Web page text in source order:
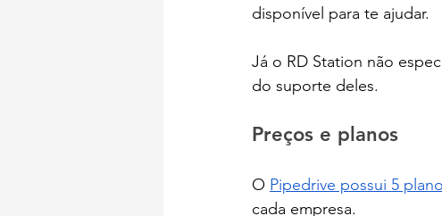
disponível para te ajudar.
Já o RD Station não
do suporte deles.
Preços e planos
O Pipedrive possui 5
cada empresa.